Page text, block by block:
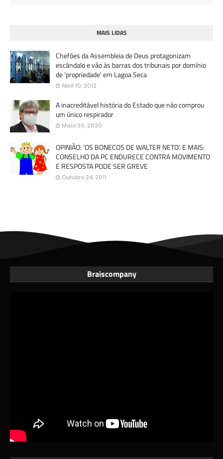
MAIS LIDAS
Chefões da Assembleia de Deus protagonizam
escândalo e vão às barras dos tribunais por domínio
de 'propriedade' em Lagoa Seca
Abril 10, 2012
A inacreditável história do Estado que não comprou
um único respirador
Maio 30, 2020
OPINIÃO: 'OS BONECOS DE WALTER NETO'. E MAIS:
CONSELHO DA PC ENDURECE CONTRA MOVIMENTO
E RESPOSTA PODE SER GREVE
Outubro 24, 2011
Braiscompany